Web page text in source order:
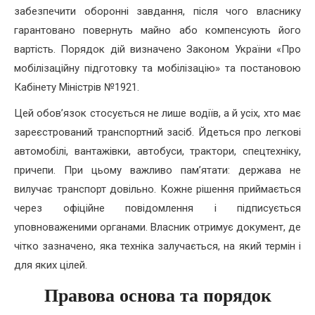
забезпечити оборонні завдання, після чого власнику
гарантовано повернуть майно або компенсують його
вартість. Порядок дій визначено Законом України «Про
мобілізаційну підготовку та мобілізацію» та постановою
Кабінету Міністрів №1921.
Цей обов’язок стосується не лише водіїв, а й усіх, хто має
зареєстрований транспортний засіб. Йдеться про легкові
автомобілі, вантажівки, автобуси, трактори, спецтехніку,
причепи. При цьому важливо пам’ятати: держава не
вилучає транспорт довільно. Кожне рішення приймається
через офіційне повідомлення і підписується
уповноваженими органами. Власник отримує документ, де
чітко зазначено, яка техніка залучається, на який термін і
для яких цілей.
Правова основа та порядок